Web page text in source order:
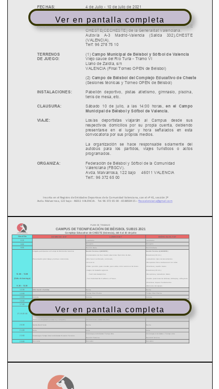
Ver en pantalla completa
Ver en pantalla completa